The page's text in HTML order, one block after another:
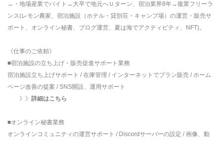
→・地場産業でバイト→大卒で地元へＵターン、宿泊業界8年→復業フリーラ
ンス(レモン農家、宿泊施設（ホテル・貸別荘・キャンプ場）の運営・販売サ
ポート、オンライン秘書、ブログ運営、夏は海でアクティビティ、NFT)。
《仕事のご依頼》
■宿泊施設の立ち上げ・販売促進サポート業務
宿泊施設立ち上げサポート / 在庫管理 / インターネットでプラン販売 / ホーム
ページ改善の提案 / SNS開設、運用サポート
》》 詳細はこちら
■オンライン秘書業務
オンラインコミュニティの運営サポート / Discordサーバーの設定 / 画像、動